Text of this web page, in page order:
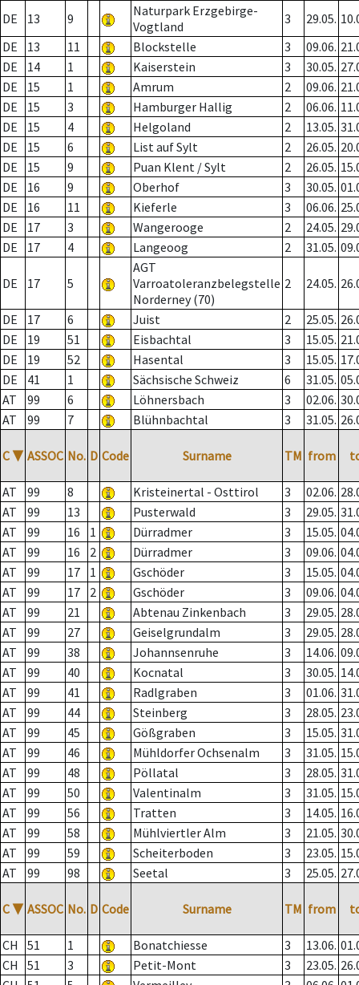
DE 13 9
Naturpark Erzgebirge-
Vogtland
3 29.05.
DE
13 11 Blockstelle 3 09.06.
DE
14 1 Kaiserstein 3 30.05.
DE
15 1 Amrum 2 09.06.
DE
15 3 Hamburger Hallig 2 06.06.
DE
15 4 Helgoland 2 13.05.
DE
15 6 List auf Sylt 2 26.05.
DE
15 9 Puan Klent / Sylt 2 26.05.
DE
16 9 Oberhof 3 30.05.
DE
16 11 Kieferle 3 06.06.
DE
17 3 Wangerooge 2 24.05.
DE
17 4 Langeoog 2 31.05.
DE 17 5
AGT
Varroatoleranzbelegstelle
Norderney (70)
2 24.05.
DE 17 6 Juist 2 25.05.
DE
19 51 Eisbachtal 3 15.05.
DE
19 52 Hasental 3 15.05.
DE
41 1 Sächsische Schweiz 6 31.05.
AT
99 6 Löhnersbach 3 02.06.
AT
99 7 Blühnbachtal 3 31.05.
C ▼ ASSOC No. D Code Surname TM from
AT 99 8 Kristeinertal - Osttirol 3 02.06.
AT
99 13 Pusterwald 3 29.05.
AT
99 16 1 Dürradmer 3 15.05.
AT
99 16 2 Dürradmer 3 09.06.
AT
99 17 1 Gschöder 3 15.05.
AT
99 17 2 Gschöder 3 09.06.
AT
99 21 Abtenau Zinkenbach 3 29.05.
AT
99 27 Geiselgrundalm 3 29.05.
AT
99 38 Johannsenruhe 3 14.06.
AT
99 40 Kocnatal 3 30.05.
AT
99 41 Radlgraben 3 01.06.
AT
99 44 Steinberg 3 28.05.
AT
99 45 Gößgraben 3 15.05.
AT
99 46 Mühldorfer Ochsenalm 3 31.05.
AT
99 48 Pöllatal 3 28.05.
AT
99 50 Valentinalm 3 31.05.
AT
99 56 Tratten 3 14.05.
AT
99 58 Mühlviertler Alm 3 21.05.
AT
99 59 Scheiterboden 3 23.05.
AT
99 98 Seetal 3 25.05.
C ▼ ASSOC No. D Code Surname TM from
CH 51 1 Bonatchiesse 3 13.06.
CH
51 3 Petit-Mont 3 23.05.